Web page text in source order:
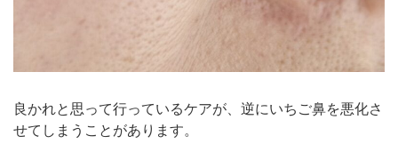
良かれと思って行っているケアが、逆にいちご鼻を悪化さ
せてしまうことがあります。